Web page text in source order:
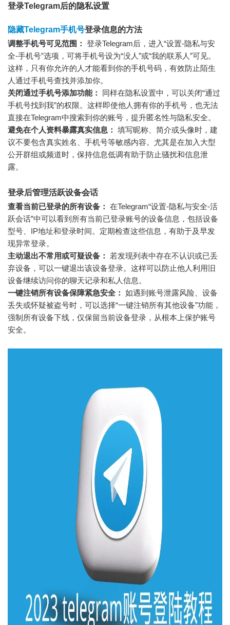
登录Telegram后的隐私设置
隐藏Telegram手机号登录信息的方法
调整手机号可见范围： 登录Telegram后，进入“设置-隐私与安
全-手机号”选项，可将手机号设为“没人”或“我的联系人”可见。
这样，只有你允许的人才能看到你的手机号码，有效防止陌生
人通过手机号查找并添加你。
关闭通过手机号添加功能：
同样在隐私设置中，可以关闭“通过
手机号找到我”的权限。这样即使他人拥有你的手机号，也无法
直接在Telegram中搜索到你的账号，提升匿名性与隐私安全。
避免在个人资料暴露真实信息： 填写昵称、简介或头像时，建
议不要包含真实姓名、手机号等敏感内容。尤其是在加入大型
公开群组或频道时，保持信息低调有助于防止骚扰和信息泄
露。
登录后管理活跃设备会话
查看当前已登录的所有设备： 在Telegram“设置-隐私与安全-活
跃会话”中可以看到所有当前已登录账号的设备信息，包括设备
型号、IP地址和登录时间。定期检查这些信息，有助于及早发
现异常登录。
主动退出不常用或可疑设备：
若发现列表中存在不认识或已丢
弃设备，可以一键退出该设备登录。这样可以防止他人利用旧
设备继续访问你的聊天记录和私人信息。
一键注销所有设备保障紧急安全： 如遇到账号泄露风险、设备
丢失或怀疑被盗号时，可以选择“一键注销所有其他设备”功能，
强制所有设备下线，仅保留当前设备登录，从根本上保护账号
安全。